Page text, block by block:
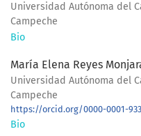
Universidad Autónoma del
Campeche
Bio
María Elena Reyes
Universidad Autónoma del
Campeche
https://orcid.org/0000-0001-
Bio